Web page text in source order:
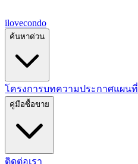
ilovecondo
ค้นหาด่วน
โครงการบทความประกาศแผนที่
คู่มือซื้อขาย
ติดต่อเรา